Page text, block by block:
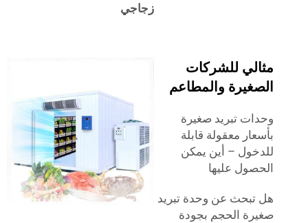
للشركات
والمطاعم
تبريد صغيرة
معقولة قابلة
– أين يمكن
عليها
عن وحدة تبريد
الحجم بجودة